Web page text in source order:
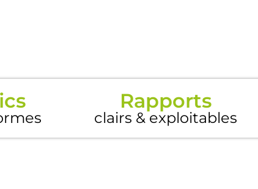
Rapports
clairs & exploitables